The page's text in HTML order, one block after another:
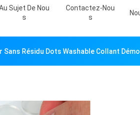
Sujet De Nou
S
Contactez-Nou
S
Sans Résidu Dots Washable Collant